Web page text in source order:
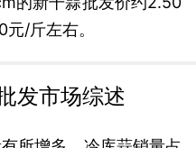
/斤左右。
发市场综述